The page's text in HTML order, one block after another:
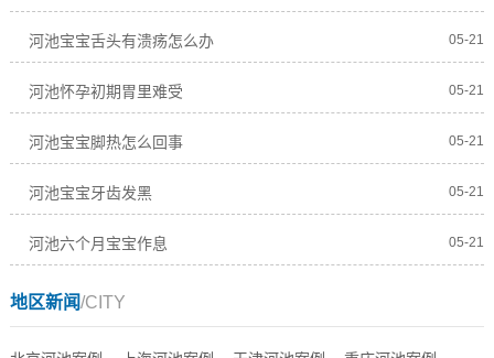
河池宝宝舌头有溃疡怎么办 05-21
河池怀孕初期胃里难受 05-21
河池宝宝脚热怎么回事 05-21
河池宝宝牙齿发黑 05-21
河池六个月宝宝作息 05-21
地区新闻/CITY